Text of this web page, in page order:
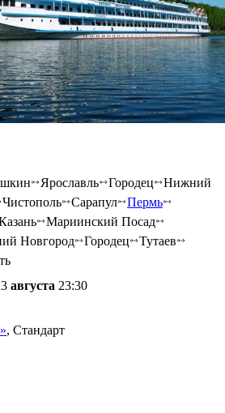
Ярославль Городец
Нижний
Чистополь Сарапул
Пермь
Мариинский Посад
Новгород Городец
Тутаев
августа 23:30
, Стандарт